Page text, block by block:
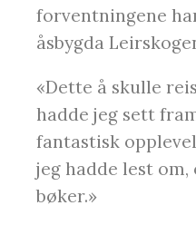
forventningene
åsbygda
«Dette å skulle
hadde jeg sett
fantastisk
jeg hadde lest
bøker.»